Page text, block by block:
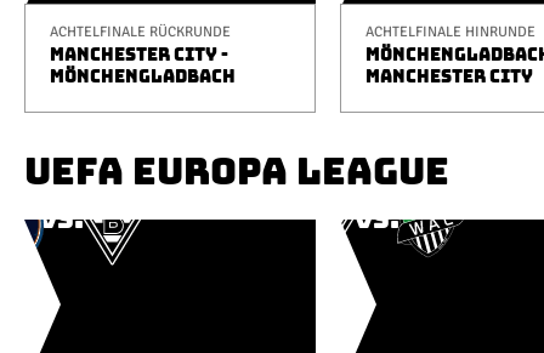
ACHTELFINALE RÜCKRUNDE
MANCHESTER CITY -
MÖNCHENGLADBACH
ACHTELFINALE HINRUNDE
MANCHESTER CITY
UEFA EUROPA LEAGUE